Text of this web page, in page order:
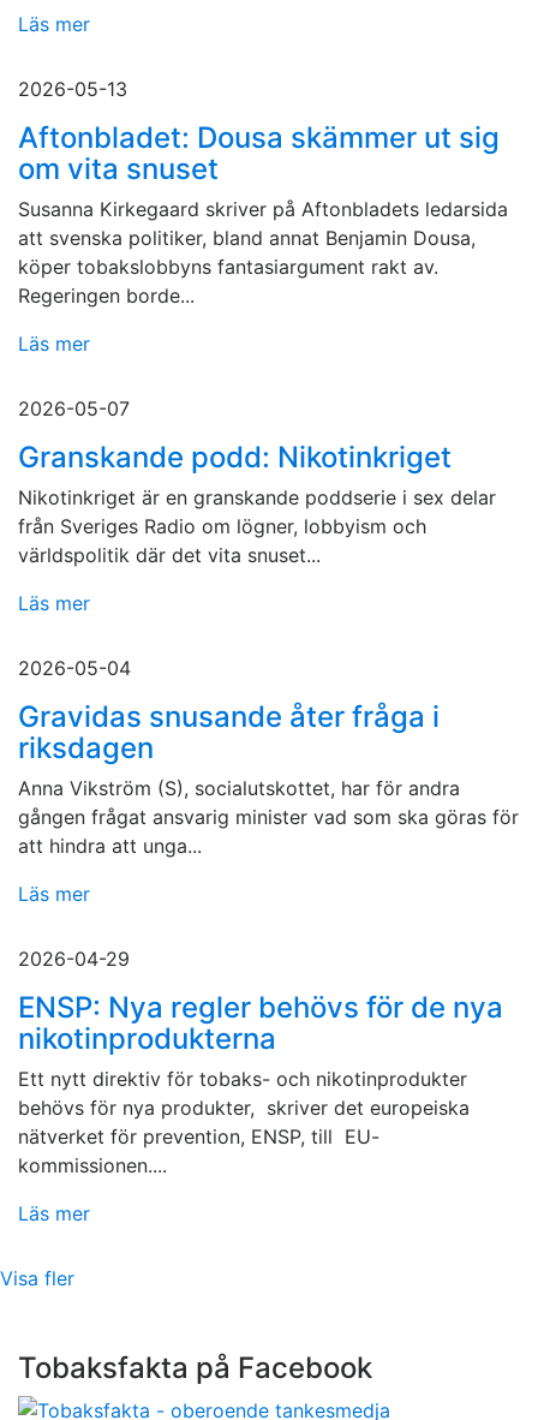
Läs mer
2026-05-13
Aftonbladet: Dousa skämmer ut sig
om vita snuset
Susanna Kirkegaard skriver på Aftonbladets ledarsida
att svenska politiker, bland annat Benjamin Dousa,
köper tobakslobbyns fantasiargument rakt av.
Regeringen borde...
Läs mer
2026-05-07
Granskande podd: Nikotinkriget
Nikotinkriget är en granskande poddserie i sex delar
från Sveriges Radio om lögner, lobbyism och
världspolitik där det vita snuset...
Läs mer
2026-05-04
Gravidas snusande åter fråga i
riksdagen
Anna Vikström (S), socialutskottet, har för andra
gången frågat ansvarig minister vad som ska göras för
att hindra att unga...
Läs mer
2026-04-29
ENSP: Nya regler behövs för de nya
nikotinprodukterna
Ett nytt direktiv för tobaks- och nikotinprodukter
behövs för nya produkter, skriver det europeiska
nätverket för prevention, ENSP, till EU-
kommissionen....
Läs mer
Visa fler
Tobaksfakta på Facebook